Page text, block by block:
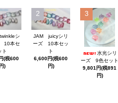
シ
10本セ
ト
(税600
円)
2
JAM juicyシリ
ーズ 10本セッ
ト
6,600円(税600
円)
3
水光シリ
ーズ 9色セット
9,801円(税891
円)